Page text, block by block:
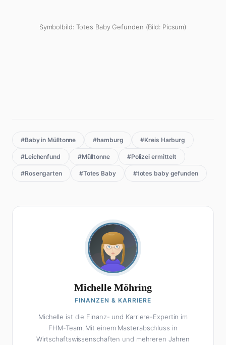
Symbolbild: Totes Baby Gefunden (Bild: Picsum)
#Baby in Mülltonne #hamburg #Kreis Harburg
#Leichenfund #Mülltonne #Polizei ermittelt
#Rosengarten #Totes Baby #totes baby gefunden
Michelle Möhring
FINANZEN & KARRIERE
Michelle ist die Finanz- und Karriere-Expertin im
FHM-Team. Mit einem Masterabschluss in
Wirtschaftswissenschaften und mehreren Jahren